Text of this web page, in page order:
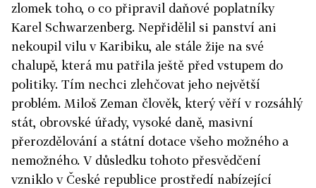
zlomek toho, o co připravil daňové poplatníky
Karel Schwarzenberg. Nepřidělil si panství ani
nekoupil vilu v Karibiku, ale stále žije na své
chalupě, která mu patřila ještě před vstupem do
politiky. Tím nechci zlehčovat jeho největší
problém. Miloš Zeman člověk, který věří v rozsáhlý
stát, obrovské úřady, vysoké daně, masivní
přerozdělování a státní dotace všeho možného a
nemožného. V důsledku tohoto přesvědčení
vzniklo v České republice prostředí nabízející